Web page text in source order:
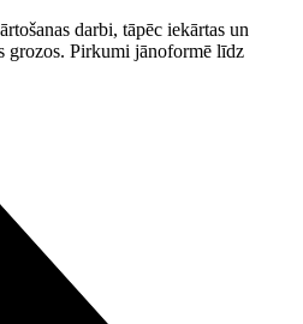
darbi, tāpēc iekārtas un
grozos. Pirkumi jānoformē līdz